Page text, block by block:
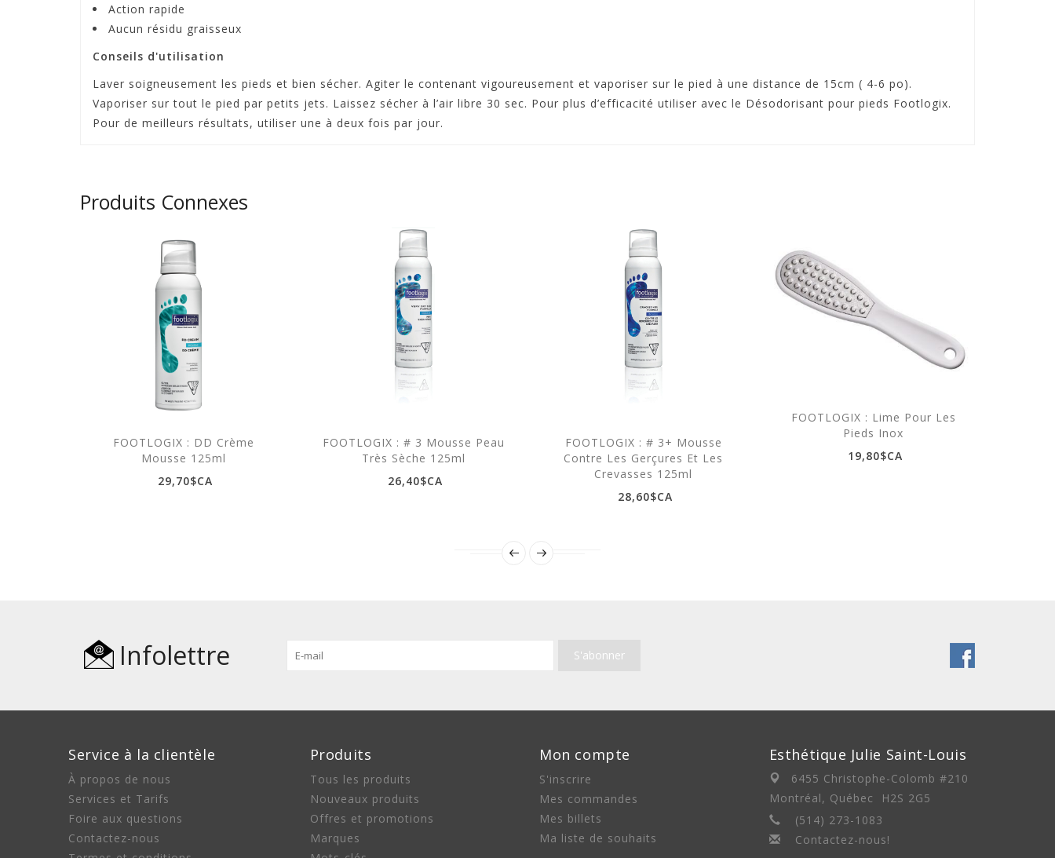
Action rapide
Aucun résidu graisseux
Conseils d'utilisation
Laver soigneusement les pieds et bien sécher. Agiter le contenant vigoureusement et vaporiser sur le pied à une distance de 15cm ( 4-6 po).
Vaporiser sur tout le pied par petits jets. Laissez sécher à l’air libre 30 sec. Pour plus d’efficacité utiliser avec le Désodorisant pour pieds Footlogix.
Pour de meilleurs résultats, utiliser une à deux fois par jour.
Produits Connexes
FOOTLOGIX : DD Crème
Mousse 125ml
29,70$CA
FOOTLOGIX : # 3 Mousse Peau
Très Sèche 125ml
26,40$CA
FOOTLOGIX : # 3+ Mousse
Contre Les Gerçures Et Les
Crevasses 125ml
28,60$CA
FOOTLOGIX : Lime Pour Les
Pieds Inox
19,80$CA
Infolettre
Service à la clientèle
À propos de nous
Services et Tarifs
Foire aux questions
Contactez-nous
Produits
Tous les produits
Nouveaux produits
Offres et promotions
Marques
Mon compte
S'inscrire
Mes commandes
Mes billets
Ma liste de souhaits
Esthétique Julie Saint-Louis
6455 Christophe-Colomb #210
Montréal, Québec H2S 2G5
(514) 273-1083
Contactez-nous!